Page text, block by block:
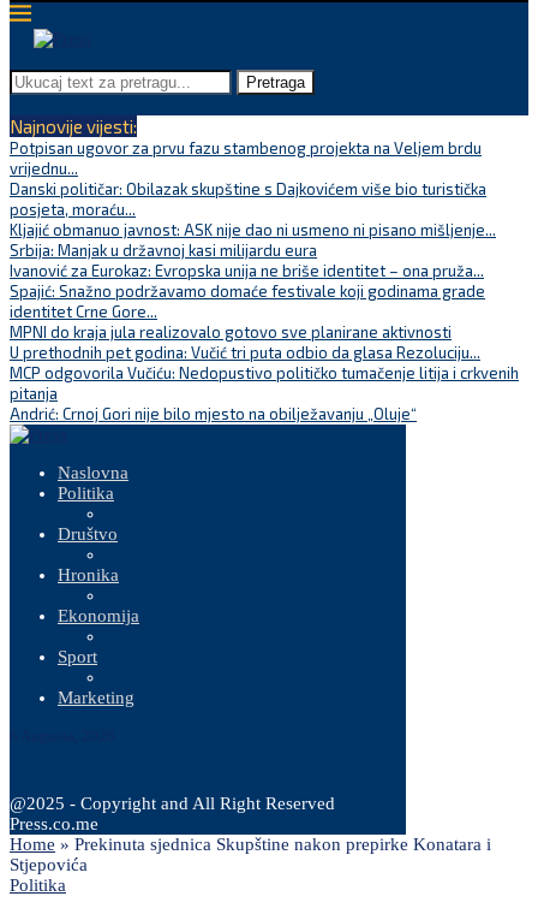
Pretraga
Najnovije vijesti:
Potpisan ugovor za prvu fazu stambenog projekta na Veljem brdu
vrijednu...
Danski političar: Obilazak skupštine s Dajkovićem više bio turistička
posjeta, moraću...
Kljajić obmanuo javnost: ASK nije dao ni usmeno ni pisano mišljenje...
Srbija: Manjak u državnoj kasi milijardu eura
Ivanović za Eurokaz: Evropska unija ne briše identitet – ona pruža...
Spajić: Snažno podržavamo domaće festivale koji godinama grade
identitet Crne Gore...
MPNI do kraja jula realizovalo gotovo sve planirane aktivnosti
U prethodnih pet godina: Vučić tri puta odbio da glasa Rezoluciju...
MCP odgovorila Vučiću: Nedopustivo političko tumačenje litija i crkvenih
pitanja
Andrić: Crnoj Gori nije bilo mjesto na obilježavanju „Oluje“
Naslovna
Politika
Društvo
Hronika
Ekonomija
Sport
Marketing
@2025 - Copyright and All Right Reserved
Press.co.me
Home » Prekinuta sjednica Skupštine nakon prepirke Konatara i
Stjepovića
Politika